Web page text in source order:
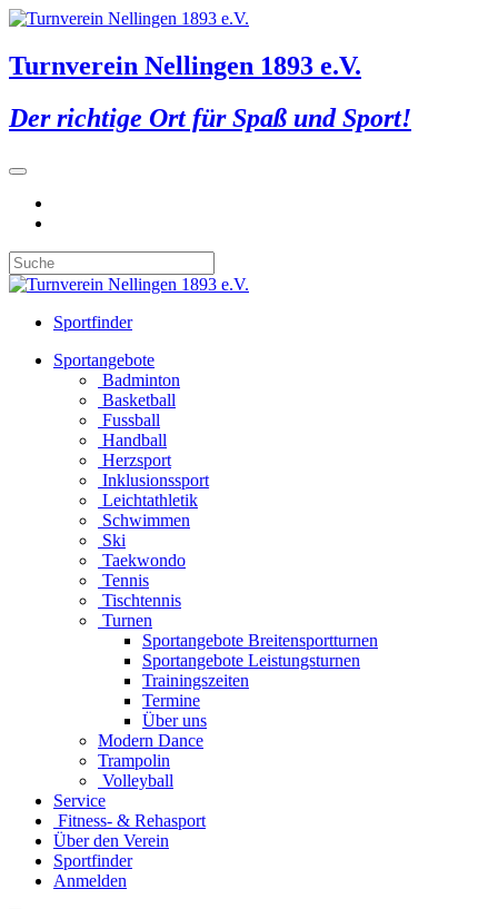
Turnverein Nellingen 1893 e.V.
Der richtige Ort für Spaß und Sport!
Sportfinder
Sportangebote
Badminton
Basketball
Fussball
Handball
Herzsport
Inklusionssport
Leichtathletik
Schwimmen
Ski
Taekwondo
Tennis
Tischtennis
Turnen
Sportangebote Breitensportturnen
Sportangebote Leistungsturnen
Trainingszeiten
Termine
Über uns
Modern Dance
Trampolin
Volleyball
Service
Fitness- & Rehasport
Über den Verein
Sportfinder
Anmelden